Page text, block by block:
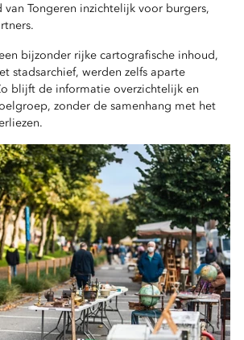
Tongeren inzichtelijk voor burgers,
bijzonder rijke cartografische inhoud,
stadsarchief, werden zelfs aparte
blijft de informatie overzichtelijk en
zonder de samenhang met het